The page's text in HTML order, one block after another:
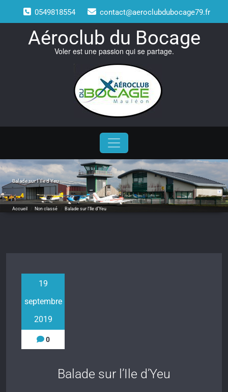
content
0549818554 contact@aeroclubdubocage79.fr
Aéroclub du Bocage
Voler est une passion qui se partage.
Balade sur l’Ile d’Yeu
Accueil Non classé Balade sur l’Ile d’Yeu
19
septembre
2019
0
Balade sur l’Ile d’Yeu